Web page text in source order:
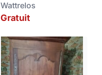
Wattrelos
Gratuit